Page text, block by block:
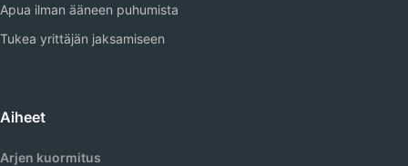
Apua ilman ääneen puhumista
Tukea yrittäjän jaksamiseen
Aiheet
Arjen kuormitus